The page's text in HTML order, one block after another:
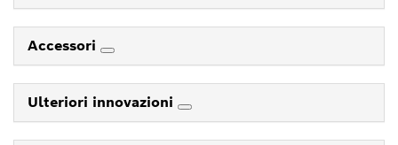
Accessori
Ulteriori innovazioni